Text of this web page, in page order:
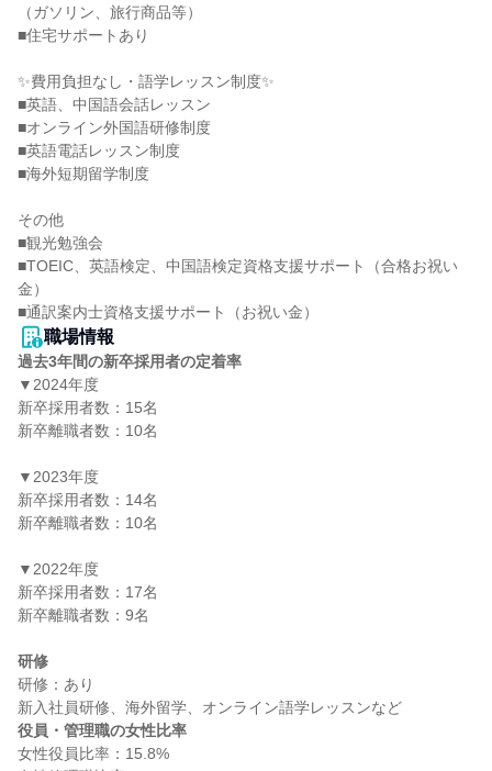
（ガソリン、旅行商品等）
■住宅サポートあり
✨費用負担なし・語学レッスン制度✨
■英語、中国語会話レッスン
■オンライン外国語研修制度
■英語電話レッスン制度
■海外短期留学制度
その他
■観光勉強会
■TOEIC、英語検定、中国語検定資格支援サポート（合格お祝い
金）
■通訳案内士資格支援サポート（お祝い金）
職場情報
過去3年間の新卒採用者の定着率
▼2024年度
新卒採用者数：15名
新卒離職者数：10名
▼2023年度
新卒採用者数：14名
新卒離職者数：10名
▼2022年度
新卒採用者数：17名
新卒離職者数：9名
研修
研修：あり
役員・管理職の女性比率
女性役員比率：15.8%